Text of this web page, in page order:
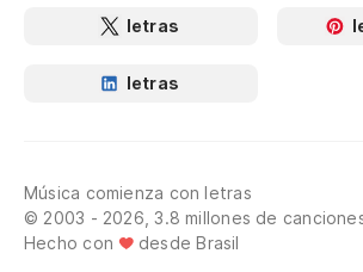
letras
letras
Música comienza con letras
© 2003 - 2026, 3.8 millones de
Hecho con
desde Brasil